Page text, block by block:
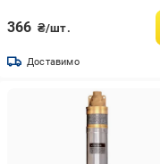
366 ₴/шт.
Доставимо